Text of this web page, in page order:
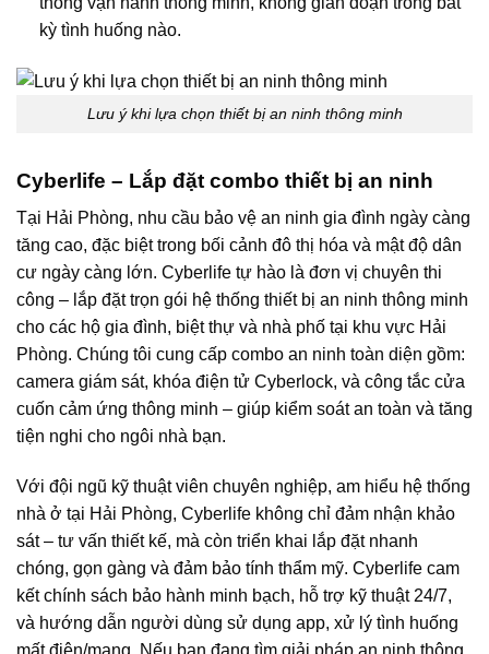
kỳ tình huống nào.
Lưu ý khi lựa chọn thiết bị an ninh thông minh
Cyberlife – Lắp đặt combo thiết bị an ninh
Tại Hải Phòng, nhu cầu bảo vệ an ninh gia đình ngày càng
tăng cao, đặc biệt trong bối cảnh đô thị hóa và mật độ dân
cư ngày càng lớn. Cyberlife tự hào là đơn vị chuyên thi
công – lắp đặt trọn gói hệ thống thiết bị an ninh thông minh
cho các hộ gia đình, biệt thự và nhà phố tại khu vực Hải
Phòng. Chúng tôi cung cấp combo an ninh toàn diện gồm:
camera giám sát, khóa điện tử Cyberlock, và công tắc cửa
cuốn cảm ứng thông minh – giúp kiểm soát an toàn và tăng
tiện nghi cho ngôi nhà bạn.
Với đội ngũ kỹ thuật viên chuyên nghiệp, am hiểu hệ thống
nhà ở tại Hải Phòng, Cyberlife không chỉ đảm nhận khảo
sát – tư vấn thiết kế, mà còn triển khai lắp đặt nhanh
chóng, gọn gàng và đảm bảo tính thẩm mỹ. Cyberlife cam
kết chính sách bảo hành minh bạch, hỗ trợ kỹ thuật 24/7,
và hướng dẫn người dùng sử dụng app, xử lý tình huống
mất điện/mạng. Nếu bạn đang tìm giải pháp an ninh thông